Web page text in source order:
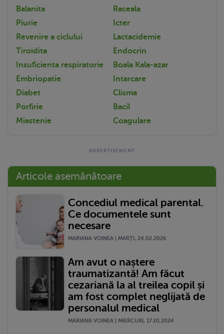
Balanita
Raceala
Piurie
Icter
Revenire a ciclului
Lactacidemie
Tiroidita
Endocrin
Insuficienta respiratorie
Boala Kala-azar
Embriopatie
Intarcare
Diabet
Clisma
Porfirie
Bacil
Miastenie
Coagulare
Articole asemănătoare
Concediul medical parental.
Ce documentele sunt
necesare
MARIANA VOINEA | MARŢI, 24.02.2026
Am avut o naștere
traumatizantă! Am făcut
cezariană la al treilea copil și
am fost complet neglijată de
personalul medical
MARIANA VOINEA | MIERCURI, 17.01.2024